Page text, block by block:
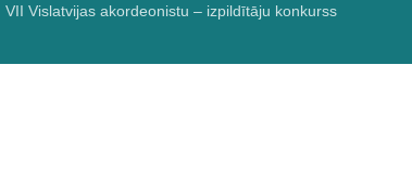
VII Vislatvijas akordeonistu – izpildītāju konkurss